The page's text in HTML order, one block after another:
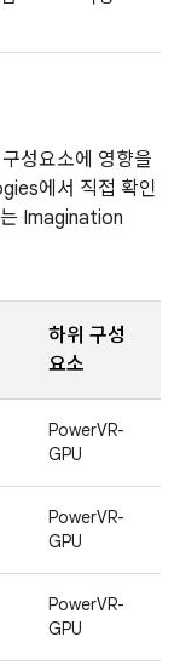
성요소에 영향을
에서 직접 확인
Imagination
하위 구성
요소
PowerVR-
GPU
PowerVR-
GPU
PowerVR-
GPU